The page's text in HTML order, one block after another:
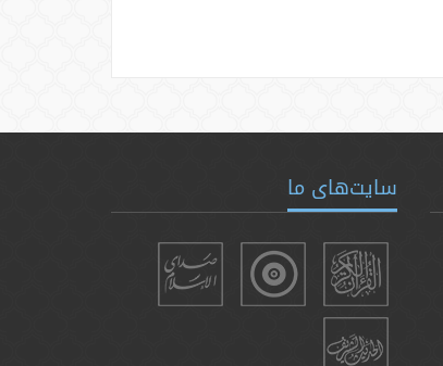
سایت‌های ما